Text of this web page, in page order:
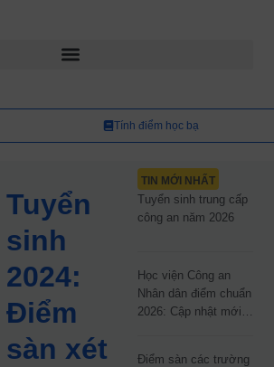
Tính điểm học bạ
Tuyển
sinh
2024:
Điểm
sàn xét
TIN MỚI NHẤT
Tuyển sinh trung cấp
công an năm 2026
Học viện Công an
Nhân dân điểm chuẩn
2026: Cập nhật mới
Điểm sàn các trường